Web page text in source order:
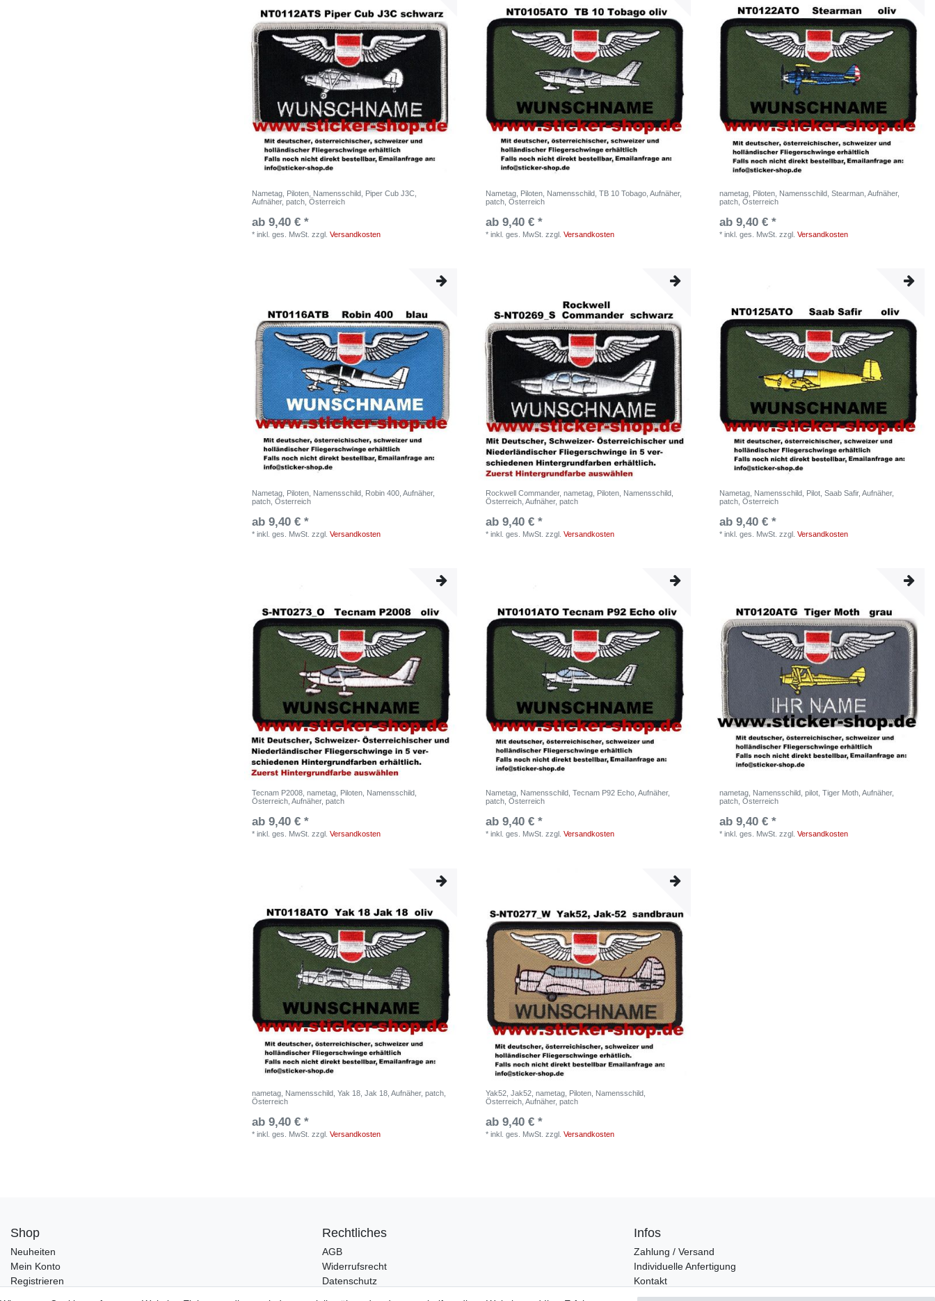
Nametag, Piloten, Namensschild, Piper Cub J3C,
Aufnäher, patch, Österreich
ab 9,40 € *
*inkl. ges. MwSt. zzgl.Versandkosten
Nametag, Piloten, Namensschild, TB 10 Tobago, Aufnäher,
patch, Österreich
ab 9,40 € *
*inkl. ges. MwSt. zzgl.Versandkosten
nametag, Piloten, Namensschild, Stearman, Aufnäher,
patch, Österreich
ab 9,40 € *
*inkl. ges. MwSt. zzgl.Versandkosten
Nametag, Piloten, Namensschild, Robin 400, Aufnäher,
patch, Österreich
ab 9,40 € *
*inkl. ges. MwSt. zzgl.Versandkosten
Rockwell Commander, nametag, Piloten, Namensschild,
Österreich, Aufnäher, patch
ab 9,40 € *
*inkl. ges. MwSt. zzgl.Versandkosten
Nametag, Namensschild, Pilot, Saab Safir, Aufnäher,
patch, Österreich
ab 9,40 € *
*inkl. ges. MwSt. zzgl.Versandkosten
Tecnam P2008, nametag, Piloten, Namensschild,
Österreich, Aufnäher, patch
ab 9,40 € *
*inkl. ges. MwSt. zzgl.Versandkosten
Nametag, Namensschild, Tecnam P92 Echo, Aufnäher,
patch, Österreich
ab 9,40 € *
*inkl. ges. MwSt. zzgl.Versandkosten
nametag, Namensschild, pilot, Tiger Moth, Aufnäher,
patch, Österreich
ab 9,40 € *
*inkl. ges. MwSt. zzgl.Versandkosten
nametag, Namensschild, Yak 18, Jak 18, Aufnäher, patch,
Österreich
ab 9,40 € *
*inkl. ges. MwSt. zzgl.Versandkosten
Yak52, Jak52, nametag, Piloten, Namensschild,
Österreich, Aufnäher, patch
ab 9,40 € *
*inkl. ges. MwSt. zzgl.Versandkosten
Shop
Neuheiten
Mein Konto
Registrieren
Rechtliches
AGB
Widerrufsrecht
Datenschutz
Infos
Zahlung / Versand
Individuelle Anfertigung
Kontakt